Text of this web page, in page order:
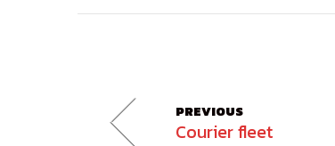
PREVIOUS
Courier fleet